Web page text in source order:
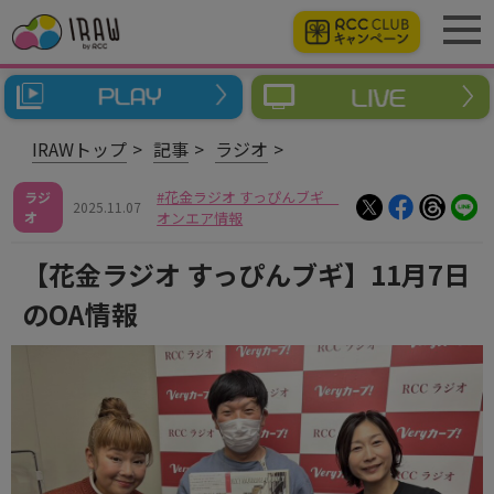
IRAWトップ 記事 ラジオ
ラジ
オ
2025.11.07
花金ラジオ すっぴんブギ
オンエア情報
【花金ラジオ すっぴんブギ】11月7日
のOA情報